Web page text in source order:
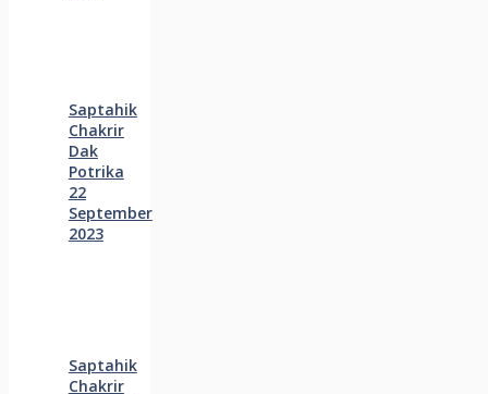
Saptahik
Chakrir
Dak
Potrika
22
‍September
2023
Saptahik
Chakrir